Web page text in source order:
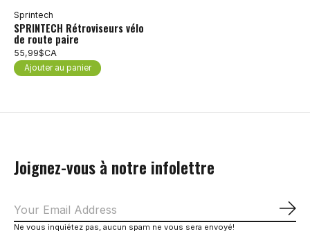
Sprintech
SPRINTECH Rétroviseurs vélo
de route paire
55,99$CA
Ajouter au panier
Joignez-vous à notre infolettre
Ne vous inquiétez pas, aucun spam ne vous sera envoyé!